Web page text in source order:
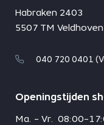
Habraken 2403
5507 TM Veldhoven
040 720 0401
Openingstijden
Ma. - Vr.
08:00-